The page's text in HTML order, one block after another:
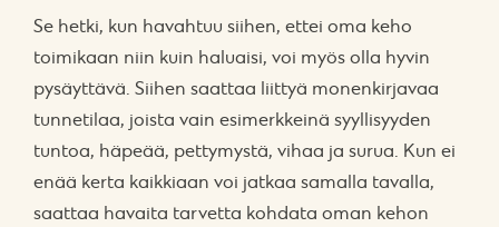
Se hetki, kun havahtuu siihen, ettei oma keho
toimikaan niin kuin haluaisi, voi myös olla hyvin
pysäyttävä. Siihen saattaa liittyä monenkirjavaa
tunnetilaa, joista vain esimerkkeinä syyllisyyden
tuntoa, häpeää, pettymystä, vihaa ja surua. Kun ei
enää kerta kaikkiaan voi jatkaa samalla tavalla,
saattaa havaita tarvetta kohdata oman kehon